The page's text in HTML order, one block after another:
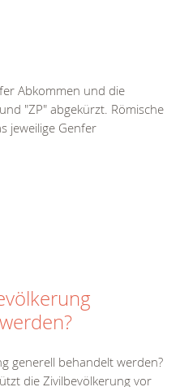
Abkommen und die
"ZP" abgekürzt. Römische
jeweilige Genfer
generell behandelt werden?
die Zivilbevölkerung vor